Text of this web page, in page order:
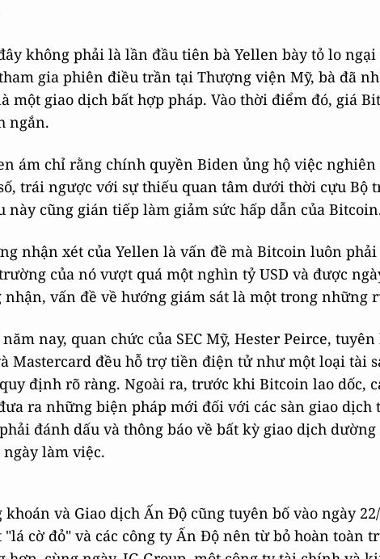
không phải là lần đầu tiên bà Yellen bày tỏ lo ngại
gia phiên điều trần tại Thượng viện Mỹ, bà đã
một giao dịch bất hợp pháp. Vào thời điểm đó, giá
ngắn.
ám chỉ rằng chính quyền Biden ủng hộ việc
trái ngược với sự thiếu quan tâm dưới thời cựu Bộ
này cũng gián tiếp làm giảm sức hấp dẫn của
nhận xét của Yellen là vấn đề mà Bitcoin luôn
của nó vượt quá một nghìn tỷ USD và được
nhận, vấn đề về hướng giám sát là một trong những
năm nay, quan chức của SEC Mỹ, Hester Peirce,
Mastercard đều hỗ trợ tiền điện tử như một loại tài
định rõ ràng. Ngoài ra, trước khi Bitcoin lao dốc,
ra những biện pháp mới đối với các sàn giao
đánh dấu và thông báo về bất kỳ giao dịch
làm việc.
khoán và Giao dịch Ấn Độ cũng tuyên bố vào ngày
cờ đỏ" và các công ty Ấn Độ nên từ bỏ hoàn toàn